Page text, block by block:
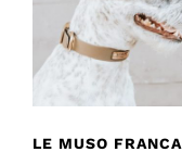
LE MUSO